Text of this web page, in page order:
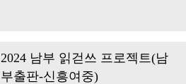
2024 남부 읽걷쓰 프로젝트(남
부출판-신흥여중)